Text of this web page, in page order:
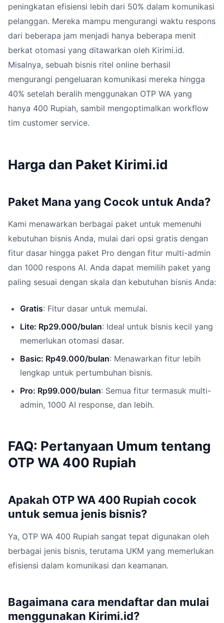
peningkatan efisiensi lebih dari 50% dalam komunikasi
pelanggan. Mereka mampu mengurangi waktu respons
dari beberapa jam menjadi hanya beberapa menit
berkat otomasi yang ditawarkan oleh Kirimi.id.
Misalnya, sebuah bisnis ritel online berhasil
mengurangi pengeluaran komunikasi mereka hingga
40% setelah beralih menggunakan OTP WA yang
hanya 400 Rupiah, sambil mengoptimalkan workflow
tim customer service.
Harga dan Paket Kirimi.id
Paket Mana yang Cocok untuk Anda?
Kami menawarkan berbagai paket untuk memenuhi
kebutuhan bisnis Anda, mulai dari opsi gratis dengan
fitur dasar hingga paket Pro dengan fitur multi-admin
dan 1000 respons AI. Anda dapat memilih paket yang
paling sesuai dengan skala dan kebutuhan bisnis Anda:
Gratis: Fitur dasar untuk memulai.
Lite: Rp29.000/bulan: Ideal untuk bisnis kecil yang
memerlukan otomasi dasar.
Basic: Rp49.000/bulan: Menawarkan fitur lebih
lengkap untuk pertumbuhan bisnis.
Pro: Rp99.000/bulan: Semua fitur termasuk multi-
admin, 1000 AI response, dan lebih.
FAQ: Pertanyaan Umum tentang
OTP WA 400 Rupiah
Apakah OTP WA 400 Rupiah cocok
untuk semua jenis bisnis?
Ya, OTP WA 400 Rupiah sangat tepat digunakan oleh
berbagai jenis bisnis, terutama UKM yang memerlukan
efisiensi dalam komunikasi dan keamanan.
Bagaimana cara mendaftar dan mulai
menggunakan Kirimi.id?